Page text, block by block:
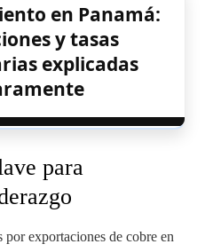
en Panamá:
y tasas
explicadas
para
exportaciones de cobre en